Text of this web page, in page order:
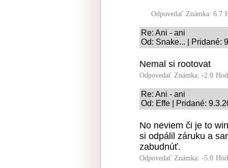
Odpovedať Známka: 6.7
Re: Ani - ani
Od: Snake... | Pridané:
Nemal si rootovat
Odpovedať Známka: -2.0
Re: Ani - ani
Od: Effe | Pridané:
No neviem či je to
si odpálil záruku a
zabudnúť.
Odpovedať Známka: -5.0